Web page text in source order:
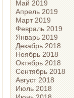
Май 2019
Апрель 2019
Март 2019
Февраль 2019
Январь 2019
Декабрь 2018
Ноябрь 2018
Октябрь 2018
Сентябрь 2018
Август 2018
Июль 2018